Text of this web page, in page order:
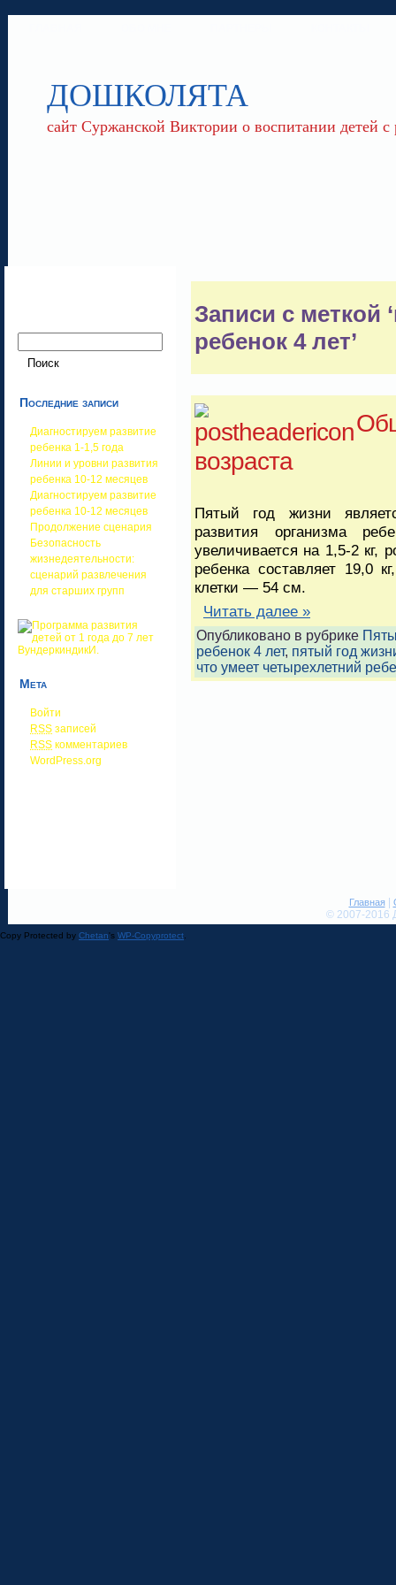
ДОШКОЛЯТА
сайт Суржанской Виктории о воспитании детей
Последние записи
Диагностируем развитие
ребенка 1-1,5 года
Линии и уровни развития
ребенка 10-12 месяцев
Диагностируем развитие
ребенка 10-12 месяцев
Продолжение сценария
Безопасность
жизнедеятельности:
сценарий развлечения
для старших групп
Мета
Войти
RSS записей
RSS комментариев
WordPress.org
Записи с меткой
ребенок 4 лет’
возраста
Пятый год жизни
развития организма
увеличивается на 1,5-2
ребенка составляет 19,0
клетки — 54 см.
Читать далее »
Опубликовано в рубрике
ребенок 4 лет, пятый год
что умеет четырехлетний
Главная|
© 2007-2016
Copy Protected by Chetan's WP-Copyprotect